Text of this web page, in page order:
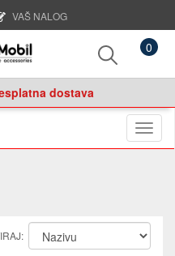
VAŠ NALOG
0
dostava